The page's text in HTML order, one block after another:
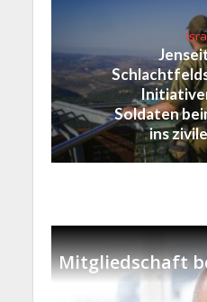
Soldaten
ins
Mitgliedschaft